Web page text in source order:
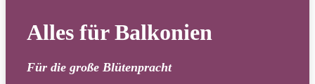
Alles für Balkonien
Für die große Blütenpracht